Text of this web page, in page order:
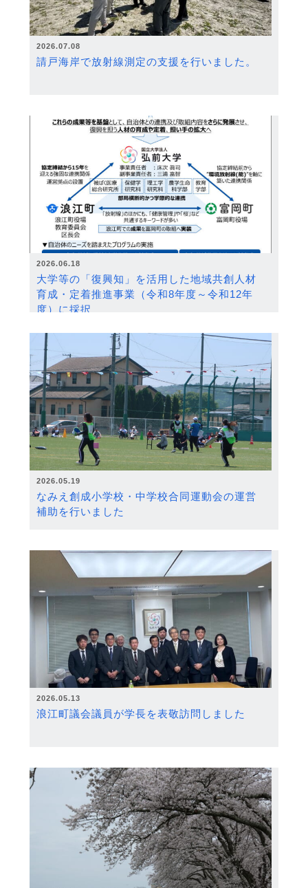
2026.07.08
請戸海岸で放射線測定の支援を行いました。
2026.06.18
大学等の「復興知」を活用した地域共創人材
育成・定着推進事業（令和8年度～令和12年
度）に採択
2026.05.19
なみえ創成小学校・中学校合同運動会の運営
補助を行いました
2026.05.13
浪江町議会議員が学長を表敬訪問しました